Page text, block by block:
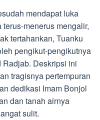
mendapat luka
menerus mengalir,
tertahankan, Tuanku
pengikut-pengikutnya
Radjab. Deskripsi ini
tragisnya pertempuran
dedikasi Imam Bonjol
dan tanah airnya
sulit.